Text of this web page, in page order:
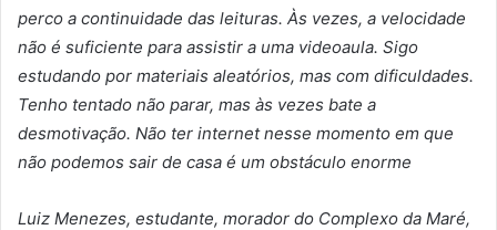
perco a continuidade das leituras. Às vezes, a velocidade
não é suficiente para assistir a uma videoaula. Sigo
estudando por materiais aleatórios, mas com dificuldades.
Tenho tentado não parar, mas às vezes bate a
desmotivação. Não ter internet nesse momento em que
não podemos sair de casa é um obstáculo enorme
Luiz Menezes, estudante, morador do Complexo da Maré,